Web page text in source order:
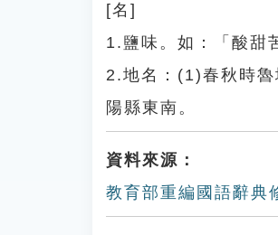
[名]
1.鹽味。如：「酸甜
2.地名：(1)春秋時
陽縣東南。
資料來源：
教育部重編國語辭典